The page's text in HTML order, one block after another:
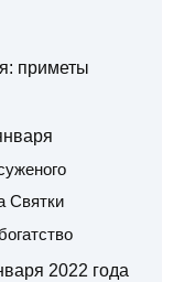
приметы
Святки
2022 года